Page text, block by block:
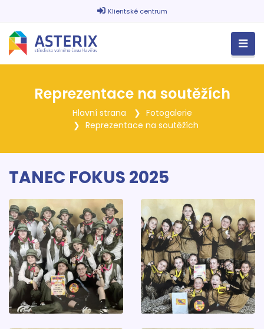
Klientské centrum
Reprezentace na soutěžích
Hlavní strana
Fotogalerie
Reprezentace na soutěžích
TANEC FOKUS 2025